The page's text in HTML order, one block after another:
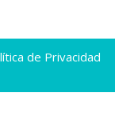
de Privacidad